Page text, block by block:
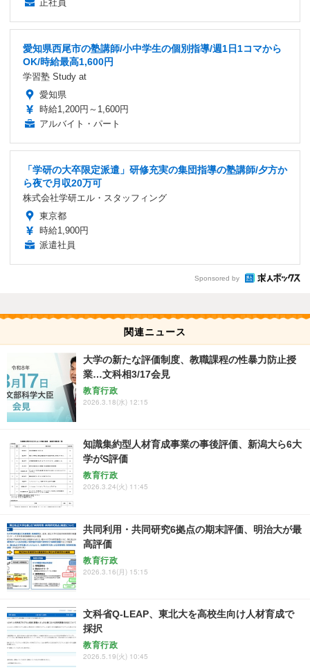
正社員
愛知県西尾市の塾講師/小中学生の個別指導/週1日1コマから
OK/時給最高1,600円
学習塾 Study at
愛知県
時給1,200円～1,600円
アルバイト・パート
「学研の大卒限定派遣」研修充実の集団指導の塾講師/夕方か
ら夜で月収20万可
株式会社学研エル・スタッフィング
東京都
時給1,900円
派遣社員
Sponsored by
関連ニュース
大学の新たな評価制度、教職課程の性暴力防止授
業…文科相3/17会見
教育行政
2026.3.18(水) 12:15
知識集約型人材育成事業の事後評価、新潟大ら6大
学がS評価
教育行政
2026.3.24(火) 11:45
共同利用・共同研究6拠点の期末評価、明治大が最
高評価
教育行政
2026.3.16(月) 15:15
文科省Q-LEAP、東北大を高校生向け人材育成で
採択
教育行政
2026.5.19(火) 10:45